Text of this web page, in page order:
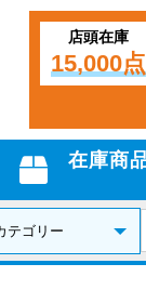
店頭在庫
15,000点
在庫商